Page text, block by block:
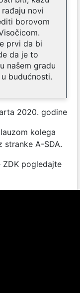
novi
borovom
prvi da bi
da je to
našem gradu
budućnosti.
2020. godine
kolega
stranke A-SDA.
ZDK pogledajte